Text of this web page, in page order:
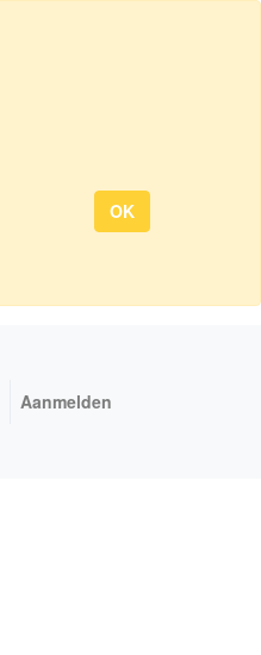
OK
Aanmelden